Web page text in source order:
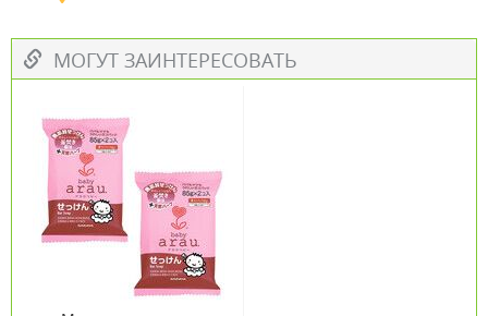
МОГУТ ЗАИНТЕРЕСОВАТЬ